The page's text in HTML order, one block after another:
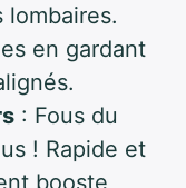
lombaires.
en gardant
: Fous du
! Rapide et
booste